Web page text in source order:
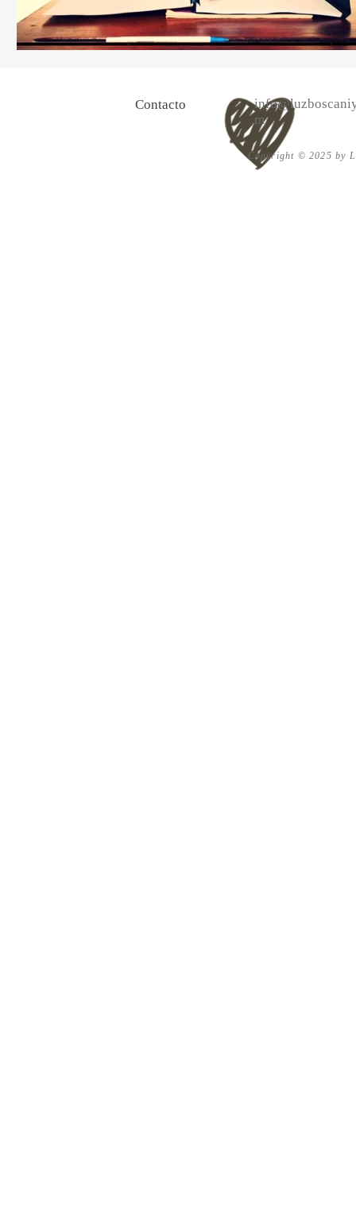
Contacto
m
Copyright © 2025 by